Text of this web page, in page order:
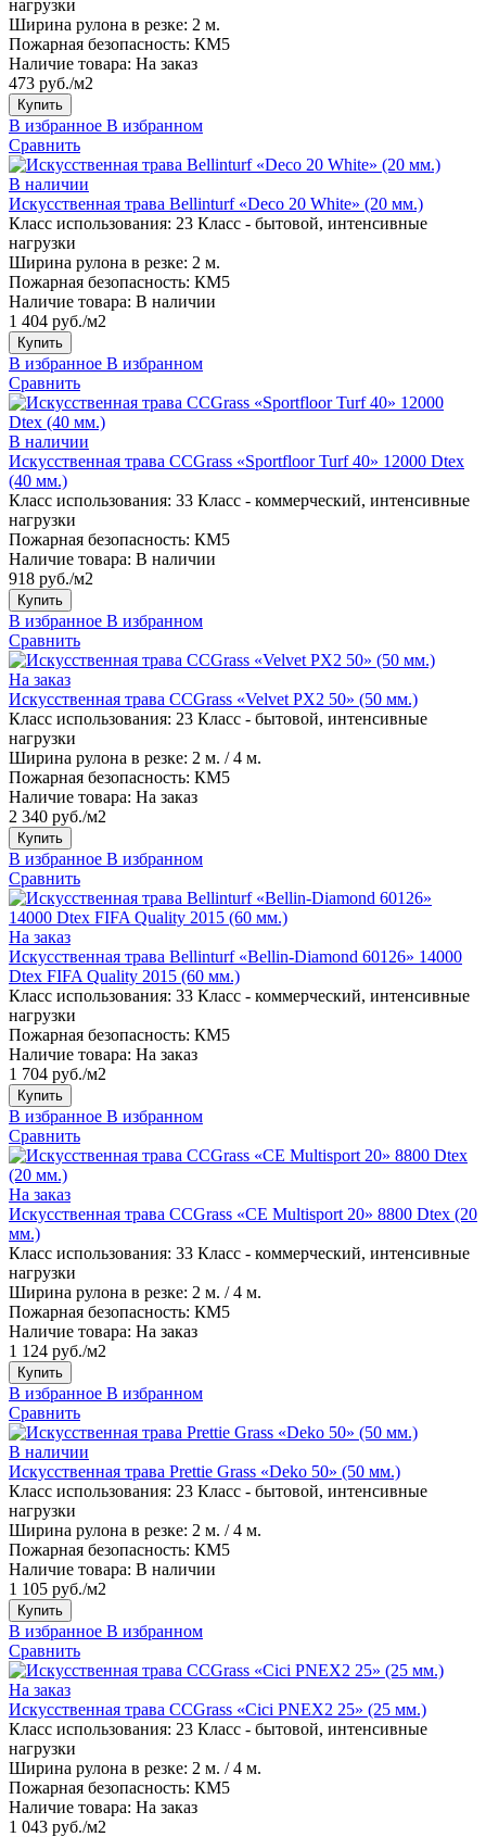
нагрузки
Ширина рулона в резке: 2 м.
Пожарная безопасность: КМ5
Наличие товара: На заказ
473 руб./м2
Купить
В избранное В избранном
Сравнить
В наличии
Искусственная трава Bellinturf «Deco 20 White» (20 мм.)
Класс использования: 23 Класс - бытовой, интенсивные
нагрузки
Ширина рулона в резке: 2 м.
Пожарная безопасность: КМ5
Наличие товара: В наличии
1 404 руб./м2
Купить
В избранное В избранном
Сравнить
В наличии
Искусственная трава CCGrass «Sportfloor Turf 40» 12000 Dtex
(40 мм.)
Класс использования: 33 Класс - коммерческий, интенсивные
нагрузки
Пожарная безопасность: КМ5
Наличие товара: В наличии
918 руб./м2
Купить
В избранное В избранном
Сравнить
На заказ
Искусственная трава CCGrass «Velvet PX2 50» (50 мм.)
Класс использования: 23 Класс - бытовой, интенсивные
нагрузки
Ширина рулона в резке: 2 м. / 4 м.
Пожарная безопасность: КМ5
Наличие товара: На заказ
2 340 руб./м2
Купить
В избранное В избранном
Сравнить
На заказ
Искусственная трава Bellinturf «Bellin-Diamond 60126» 14000
Dtex FIFA Quality 2015 (60 мм.)
Класс использования: 33 Класс - коммерческий, интенсивные
нагрузки
Пожарная безопасность: КМ5
Наличие товара: На заказ
1 704 руб./м2
Купить
В избранное В избранном
Сравнить
На заказ
Искусственная трава CCGrass «CE Multisport 20» 8800 Dtex (20
мм.)
Класс использования: 33 Класс - коммерческий, интенсивные
нагрузки
Ширина рулона в резке: 2 м. / 4 м.
Пожарная безопасность: КМ5
Наличие товара: На заказ
1 124 руб./м2
Купить
В избранное В избранном
Сравнить
В наличии
Искусственная трава Prettie Grass «Deko 50» (50 мм.)
Класс использования: 23 Класс - бытовой, интенсивные
нагрузки
Ширина рулона в резке: 2 м. / 4 м.
Пожарная безопасность: КМ5
Наличие товара: В наличии
1 105 руб./м2
Купить
В избранное В избранном
Сравнить
На заказ
Искусственная трава CCGrass «Cici PNEX2 25» (25 мм.)
Класс использования: 23 Класс - бытовой, интенсивные
нагрузки
Ширина рулона в резке: 2 м. / 4 м.
Пожарная безопасность: КМ5
Наличие товара: На заказ
1 043 руб./м2